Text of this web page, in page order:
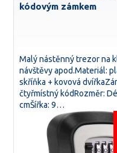
kódovým zámkem
Malý nástěnný trezor na
návštěvy apod.Materiál:
skříňka + kovová
čtyřmístný kódRozměr:
cmŠířka: 9…